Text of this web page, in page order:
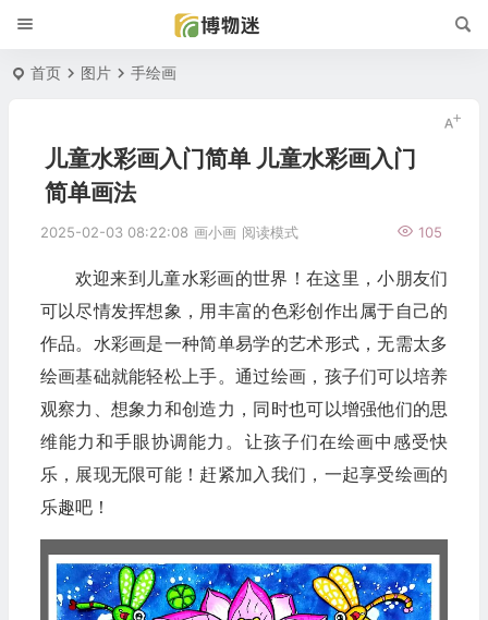
首页 图片 手绘画
儿童水彩画入门简单 儿童水彩画入门
简单画法
2025-02-03 08:22:08 画小画 105
阅读模式
欢迎来到儿童水彩画的世界！在这里，小朋友们
可以尽情发挥想象，用丰富的色彩创作出属于自己的
作品。水彩画是一种简单易学的艺术形式，无需太多
绘画基础就能轻松上手。通过绘画，孩子们可以培养
观察力、想象力和创造力，同时也可以增强他们的思
维能力和手眼协调能力。让孩子们在绘画中感受快
乐，展现无限可能！赶紧加入我们，一起享受绘画的
乐趣吧！